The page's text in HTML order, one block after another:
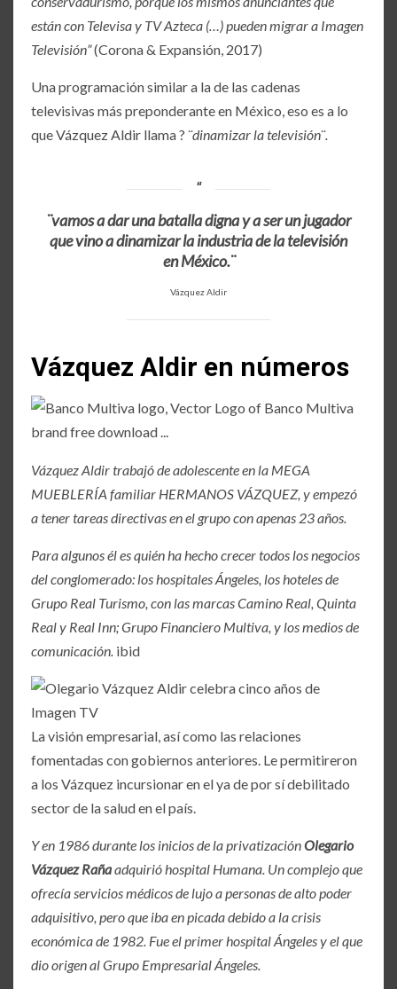
están con Televisa y TV Azteca (…) pueden migrar a Imagen
Televisión”(Corona & Expansión, 2017)
Una programación similar a la de las cadenas
televisivas más preponderante en México, eso es a lo
que Vázquez Aldir llama ? ¨dinamizar la televisión¨.
¨vamos a dar una batalla digna y a ser un jugador
que vino a dinamizar la industria de la televisión
en México.¨
Vázquez Aldir
Vázquez Aldir en números
Vázquez Aldir trabajó de adolescente en la MEGA
MUEBLERÍA familiar HERMANOS VÁZQUEZ, y empezó
a tener tareas directivas en el grupo con apenas 23 años.
Para algunos él es quién ha hecho crecer todos los negocios
del conglomerado: los hospitales Ángeles, los hoteles de
Grupo Real Turismo, con las marcas Camino Real, Quinta
Real y Real Inn; Grupo Financiero Multiva, y los medios de
comunicación. ibid
La visión empresarial, así como las relaciones
fomentadas con gobiernos anteriores. Le permitireron
a los Vázquez incursionar en el ya de por sí debilitado
sector de la salud en el país.
Y en 1986 durante los inicios de la privatizaciónOlegario
Vázquez Rañaadquirió hospital Humana. Un complejo que
ofrecía servicios médicos de lujo a personas de alto poder
adquisitivo, pero que iba en picada debido a la crisis
económica de 1982. Fue el primer hospital Ángeles y el que
dio origen al Grupo Empresarial Ángeles.